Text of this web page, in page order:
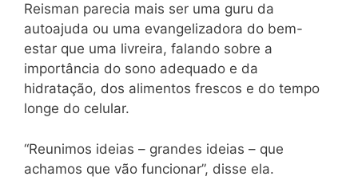
Reisman parecia mais ser uma guru da
autoajuda ou uma evangelizadora do bem-
estar que uma livreira, falando sobre a
importância do sono adequado e da
hidratação, dos alimentos frescos e do tempo
longe do celular.
“Reunimos ideias – grandes ideias – que
achamos que vão funcionar”, disse ela.